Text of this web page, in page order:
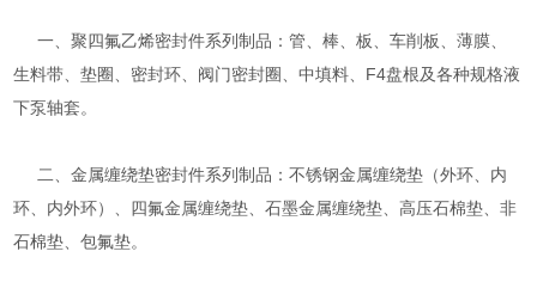
一、聚四氟乙烯密封件系列制品：管、棒、板、车削板、薄膜、
生料带、垫圈、密封环、阀门密封圈、中填料、F4盘根及各种规格液
下泵轴套。
二、金属缠绕垫密封件系列制品：不锈钢金属缠绕垫（外环、内
环、内外环）、四氟金属缠绕垫、石墨金属缠绕垫、高压石棉垫、非
石棉垫、包氟垫。